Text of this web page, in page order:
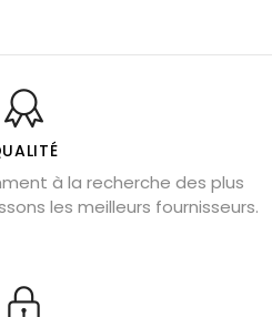
des anges
pour moi ?
et signification
non chauffée
à la recherche des plus
les meilleurs fournisseurs.